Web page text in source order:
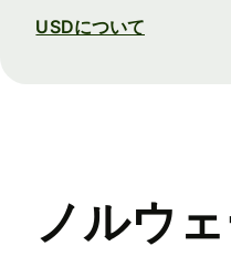
USDについて
ノルウ